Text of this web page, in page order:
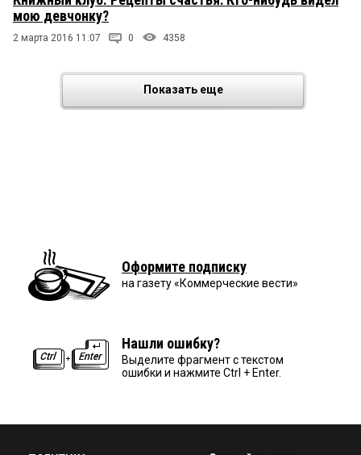
мою девчонку?
2 марта 2016 11:07 0 4358
Показать еще
Оформите подписку
на газету «Коммерческие вести»
Нашли ошибку?
Выделите фрагмент с текстом
ошибки и нажмите Ctrl + Enter.